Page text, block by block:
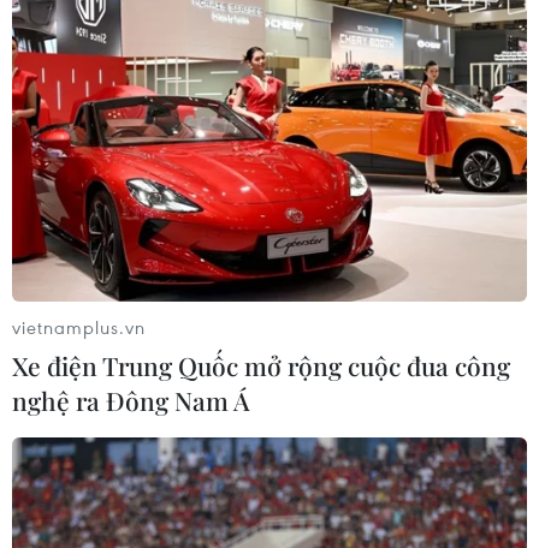
vietnamplus.vn
Xe điện Trung Quốc mở rộng cuộc đua công
nghệ ra Đông Nam Á